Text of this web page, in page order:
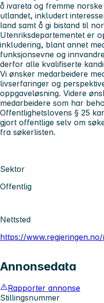
å ivareta og fremme
utlandet, inkludert
land samt å gi bistand til
Utenriksdepartementet er
inkludering, blant annet
funksjonsevne og
derfor alle kvalifiserte
Vi ønsker medarbeidere
livserfaringer og
oppgaveløsning. Videre
medarbeidere som har
Offentlighetslovens § 25
gjort offentlige selv om
fra søkerlisten.
Sektor
Offentlig
Nettsted
https://
Annonsedata
Rapporter annonse
Stillingsnummer